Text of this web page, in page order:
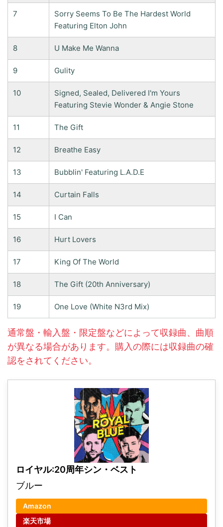
7
Sorry Seems To Be The Hardest World
Featuring Elton John
8 U Make Me Wanna
9 Gulity
10
Signed, Sealed, Delivered I'm Yours
Featuring Stevie Wonder & Angie Stone
11 The Gift
12 Breathe Easy
13 Bubblin' Featuring L.A.D.E
14 Curtain Falls
15 I Can
16 Hurt Lovers
17 King Of The World
18 The Gift (20th Anniversary)
19 One Love (White N3rd Mix)
通常盤・輸入盤・限定盤などによって収録曲、曲順
が異なる場合があります。購入の際には収録曲の確
認をされてください。
ロイヤル:20周年シン・ベスト
ブルー
Amazon
楽天市場